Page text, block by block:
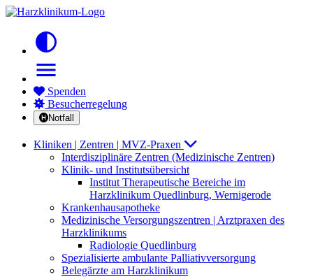
contrast
menu
Spenden
Besucherregelung
Notfall
Kliniken | Zentren | MVZ-Praxen
Interdisziplinäre Zentren (Medizinische Zentren)
Klinik- und Institutsübersicht
Institut Therapeutische Bereiche im
Harzklinikum Quedlinburg, Wernigerode
Krankenhausapotheke
Medizinische Versorgungszentren | Arztpraxen des
Harzklinikums
Radiologie Quedlinburg
Spezialisierte ambulante Palliativversorgung
Belegärzte am Harzklinikum